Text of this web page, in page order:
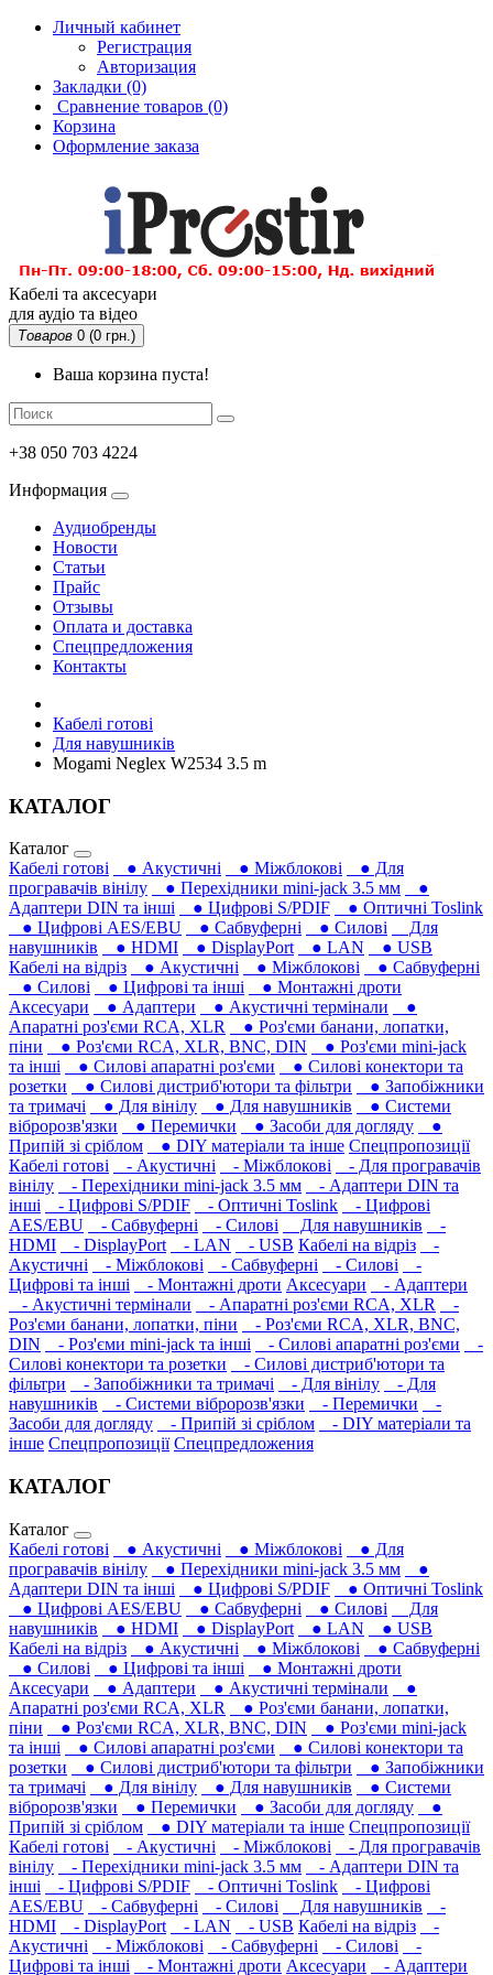
Личный кабинет
Регистрация
Авторизация
Закладки (0)
Сравнение товаров (0)
Корзина
Оформление заказа
Кабелі та аксесуари
для аудіо та відео
Товаров 0 (0 грн.)
Ваша корзина пуста!
+38 050 703 4224
Информация
Аудиобренды
Новости
Статьи
Прайс
Отзывы
Оплата и доставка
Спецпредложения
Контакты
Кабелі готові
Для навушників‎
Mogami Neglex W2534 3.5 m
КАТАЛОГ
Каталог
Кабелі готові
● Акустичні ● Міжблокові
● Для
програвачів вінілу
● Перехідники mini-jack 3.5 мм
●
Адаптери DIN та інші
● Цифрові S/PDIF
● Оптичні Toslink
● Цифрові AES/EBU
● Сабвуферні ● Силові
Для
навушників‎
● HDMI ● DisplayPort ● LAN
● USB
Кабелі на відріз
● Акустичні ● Міжблокові
● Сабвуферні
● Силові
● Цифрові та інші
● Монтажні дроти
Аксесуари
● Адаптери ● Акустичні термінали
●
Апаратні роз'єми RCA, XLR
● Роз'єми банани, лопатки,
піни
● Роз'єми RCA, XLR, BNC, DIN
● Роз'єми mini-jack
та інші
● Силові апаратні роз'єми
● Силові конектори та
розетки
● Силові дистриб'ютори та фільтри
● Запобіжники
та тримачі
● Для вінілу ● Для навушників‎
● Системи
вібророзв'язки
● Перемички ● Засоби для догляду
●
Припій зі сріблом
● DIY матеріали та інше Спецпропозиції
Кабелі готові
- Акустичні - Міжблокові
- Для програвачів
вінілу
- Перехідники mini-jack 3.5 мм
- Адаптери DIN та
інші
- Цифрові S/PDIF - Оптичні Toslink
- Цифрові
AES/EBU
- Сабвуферні - Силові Для навушників‎
-
HDMI
- DisplayPort - LAN - USB Кабелі на відріз
-
Акустичні
- Міжблокові - Сабвуферні - Силові
-
Цифрові та інші
- Монтажні дроти Аксесуари
- Адаптери
- Акустичні термінали
- Апаратні роз'єми RCA, XLR
-
Роз'єми банани, лопатки, піни
- Роз'єми RCA, XLR, BNC,
DIN
- Роз'єми mini-jack та інші - Силові апаратні роз'єми
-
Силові конектори та розетки
- Силові дистриб'ютори та
фільтри
- Запобіжники та тримачі - Для вінілу
- Для
навушників‎
- Системи вібророзв'язки - Перемички
-
Засоби для догляду
- Припій зі сріблом
- DIY матеріали та
інше Спецпропозиції Спецпредложения
КАТАЛОГ
Каталог
Кабелі готові
● Акустичні ● Міжблокові
● Для
програвачів вінілу
● Перехідники mini-jack 3.5 мм
●
Адаптери DIN та інші
● Цифрові S/PDIF
● Оптичні Toslink
● Цифрові AES/EBU
● Сабвуферні ● Силові
Для
навушників‎
● HDMI ● DisplayPort ● LAN
● USB
Кабелі на відріз
● Акустичні ● Міжблокові
● Сабвуферні
● Силові
● Цифрові та інші
● Монтажні дроти
Аксесуари
● Адаптери ● Акустичні термінали
●
Апаратні роз'єми RCA, XLR
● Роз'єми банани, лопатки,
піни
● Роз'єми RCA, XLR, BNC, DIN
● Роз'єми mini-jack
та інші
● Силові апаратні роз'єми
● Силові конектори та
розетки
● Силові дистриб'ютори та фільтри
● Запобіжники
та тримачі
● Для вінілу ● Для навушників‎
● Системи
вібророзв'язки
● Перемички ● Засоби для догляду
●
Припій зі сріблом
● DIY матеріали та інше Спецпропозиції
Кабелі готові
- Акустичні - Міжблокові
- Для програвачів
вінілу
- Перехідники mini-jack 3.5 мм
- Адаптери DIN та
інші
- Цифрові S/PDIF - Оптичні Toslink
- Цифрові
AES/EBU
- Сабвуферні - Силові Для навушників‎
-
HDMI
- DisplayPort - LAN - USB Кабелі на відріз
-
Акустичні
- Міжблокові - Сабвуферні - Силові
-
Цифрові та інші
- Монтажні дроти Аксесуари - Адаптери